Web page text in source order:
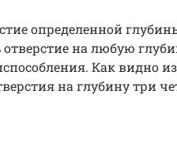
определенной
на любую
Как видно
на глубину три